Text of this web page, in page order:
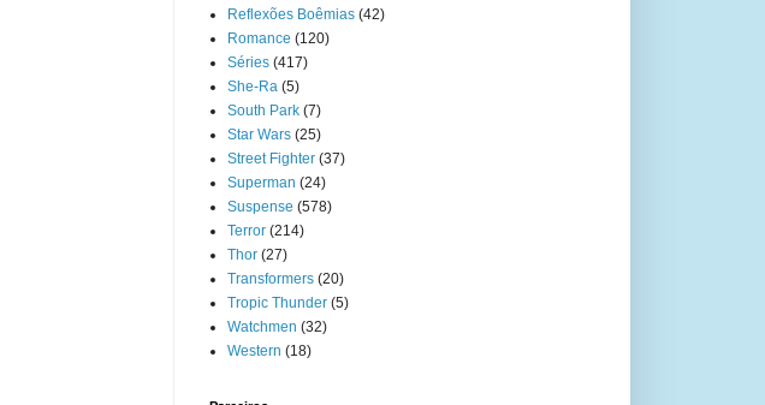
Reflexões Boêmias (42)
Romance (120)
Séries (417)
She-Ra (5)
South Park (7)
Star Wars (25)
Street Fighter (37)
Superman (24)
Suspense (578)
Terror (214)
Thor (27)
Transformers (20)
Tropic Thunder (5)
Watchmen (32)
Western (18)